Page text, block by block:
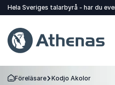
Hela Sveriges talarbyrå - har du
Gå tillbaka till startsidan
Föreläsare Kodjo Akolor